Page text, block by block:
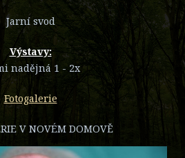
Jarní svod
Výstavy:
nadějná 1 - 2x
Fotogalerie
V NOVÉM DOMOVĚ